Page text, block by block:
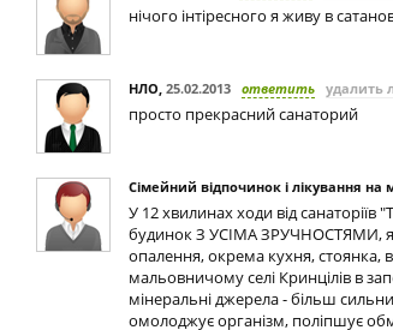
нічого інтіресного я живу в
НЛО, 25.02.2013 ответить удалить
просто прекрасний санаторий
Сімейний відпочинок і лікування на
У 12 хвилинах ходи від
будинок З УСІМА ЗРУЧНОСТЯМИ,
опалення, окрема кухня, стоянка,
мальовничому селі Кринцілів в
мінеральні джерела - більш
омолоджує організм, поліпшує